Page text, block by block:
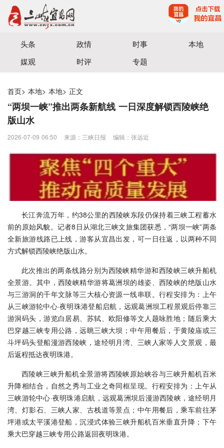
宜昌三峡融媒体中心主办
头条 政情 时事
本地
媒观
时评 专题
首页> 本地> 本地> 正文
“两坝一峡”推出两条新航线 一日深度解锁西陵峡绝
版山水
2026-07-09 06:50 来源：三峡日报 编辑：张远近
长江奔流万年，约38公里的西陵峡东段仍保持着三峡工程蓄水
前的原始风貌。记者8日从湖北三峡文旅集团获悉，“两坝一峡”两条
全新旅游线路已上线，游客从宜昌出发，可一日往返，以两种不同
方式解锁西陵峡绝版山水。
此次推出的两条线路分别为西陵峡精华游和西陵峡三峡升船机
全景游。其中，西陵峡精华游将葛洲坝的雄姿、西陵峡的绝版山水
与三游洞的千年文脉等三大核心资源一线串联。行程安排为：上午
从三峡游轮中心·夜明珠港登船启航，远观葛洲坝工程景观后停靠三
游洞码头，游览白居易、苏轼、欧阳修等文人题咏胜地；随后乘大
巴穿越三峡专用公路，远眺三峡大坝；中午用餐后，于黄陵庙或三
斗坪码头登船漫游西陵峡，途经明月湾、三峡人家等人文景观，最
后返程抵达夜明珠港。
西陵峡三峡升船机全景游将西陵峡原始峡谷与三峡升船机百米
升降相结合，自然之秀与工业之奇同框呈现。行程安排为：上午从
三峡游轮中心·夜明珠港启航，远观葛洲坝后漫游西陵峡，途经明月
湾、灯影石、三峡人家、古栈道等景点；中午用餐后，乘车前往茅
坪港或太平溪港登船，沉浸式体验三峡升船机百米垂直升降；下午
乘大巴穿越三峡专用公路返回夜明珠港。